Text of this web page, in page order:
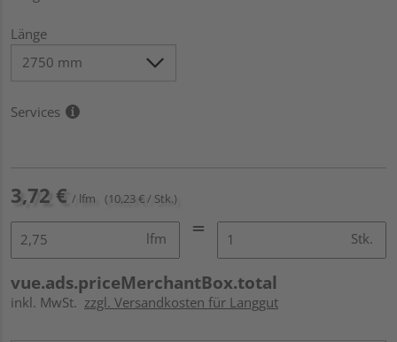
Länge
Services
3,72 € / lfm (10,23 € / Stk.)
lfm Stk.
vue.ads.priceMerchantBox.total
inkl. MwSt. zzgl. Versandkosten für Langgut